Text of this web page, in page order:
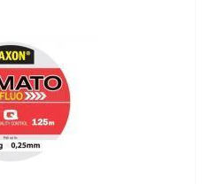
PRODUIT